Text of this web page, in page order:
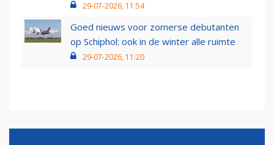
29-07-2026, 11:54
Goed nieuws voor zomerse debutanten
op Schiphol: ook in de winter alle ruimte
29-07-2026, 11:20